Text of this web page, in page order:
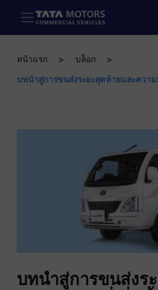
Skip to main content
หน้าแรก บล็อก
บทนำสู่การขนส่งระยะสุดท้ายและควา
บทนำสู่การขนส่งร